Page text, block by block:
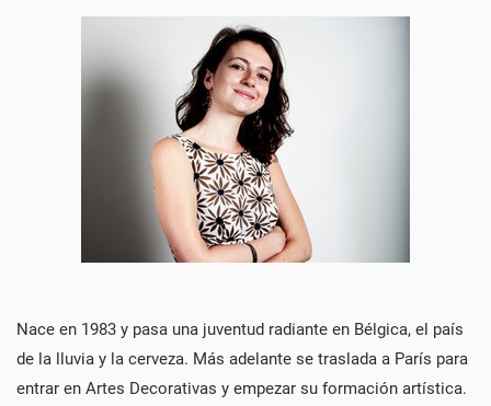
Nace en 1983 y pasa una juventud radiante en Bélgica, el país
de la lluvia y la cerveza. Más adelante se traslada a París para
entrar en Artes Decorativas y empezar su formación artística.